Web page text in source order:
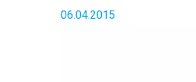
06.04.2015